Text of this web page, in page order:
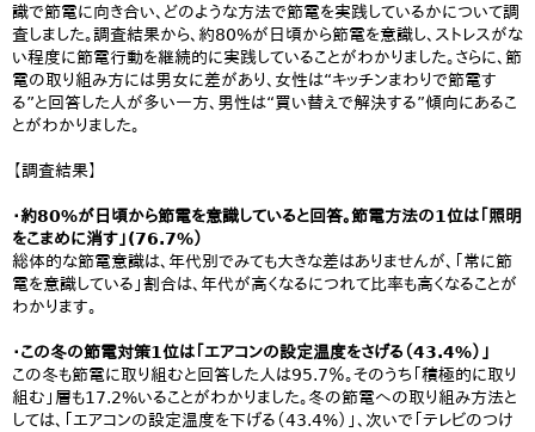
識で節電に向き合い、どのような方法で節電を実践しているかについて調
査しました。調査結果から、約80%が日頃から節電を意識し、ストレスがな
い程度に節電行動を継続的に実践していることがわかりました。さらに、節
電の取り組み方には男女に差があり、女性は“キッチンまわりで節電す
る”と回答した人が多い一方、男性は“買い替えで解決する”傾向にあるこ
とがわかりました。
【調査結果】
・約80%が日頃から節電を意識していると回答。節電方法の1位は「照明
をこまめに消す」(76.7%）
総体的な節電意識は、年代別でみても大きな差はありませんが、「常に節
電を意識している」割合は、年代が高くなるにつれて比率も高くなることが
わかります。
・この冬の節電対策1位は「エアコンの設定温度をさげる（43.4%）」
この冬も節電に取り組むと回答した人は95.7％。そのうち「積極的に取り
組む」層も17.2%いることがわかりました。冬の節電への取り組み方法と
しては、「エアコンの設定温度を下げる（43.4%）」、次いで「テレビのつけ